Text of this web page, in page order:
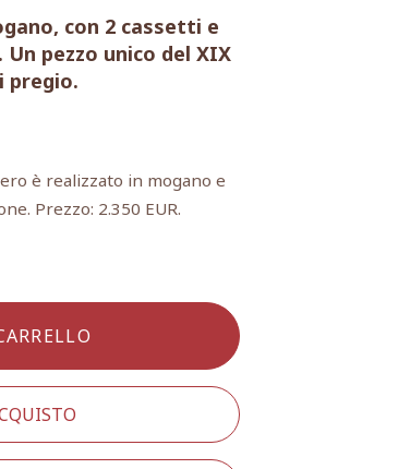
con 2 cassetti e
pezzo unico del XIX
pregio.
è realizzato in mogano e
Prezzo: 2.350 EUR.